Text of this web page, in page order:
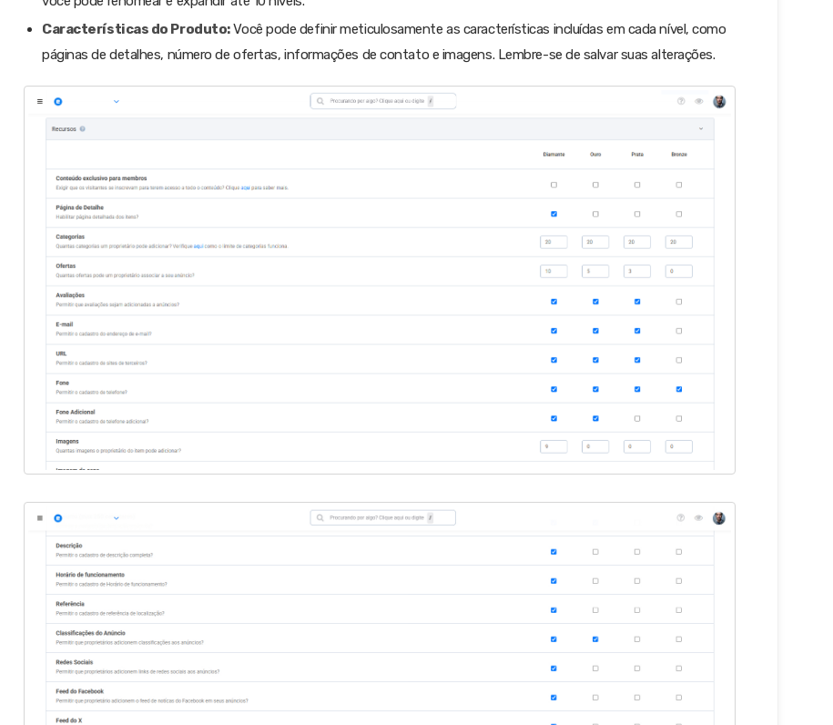
Características do Produto:Você pode definir meticulosamente as características incluídas em cada nível, como
páginas de detalhes, número de ofertas, informações de contato e imagens. Lembre-se de salvar suas alterações.